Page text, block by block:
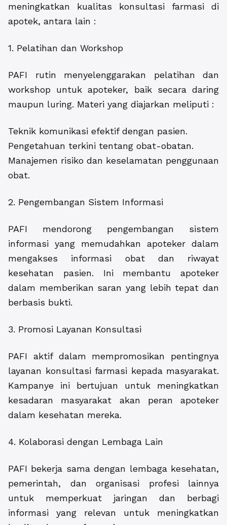
meningkatkan kualitas konsultasi farmasi di
apotek, antara lain :
1. Pelatihan dan Workshop
PAFI rutin menyelenggarakan pelatihan dan
workshop untuk apoteker, baik secara daring
maupun luring. Materi yang diajarkan meliputi :
Teknik komunikasi efektif dengan pasien.
Pengetahuan terkini tentang obat-obatan.
Manajemen risiko dan keselamatan penggunaan
obat.
2. Pengembangan Sistem Informasi
PAFI mendorong pengembangan sistem
informasi yang memudahkan apoteker dalam
mengakses informasi obat dan riwayat
kesehatan pasien. Ini membantu apoteker
dalam memberikan saran yang lebih tepat dan
berbasis bukti.
3. Promosi Layanan Konsultasi
PAFI aktif dalam mempromosikan pentingnya
layanan konsultasi farmasi kepada masyarakat.
Kampanye ini bertujuan untuk meningkatkan
kesadaran masyarakat akan peran apoteker
dalam kesehatan mereka.
4. Kolaborasi dengan Lembaga Lain
PAFI bekerja sama dengan lembaga kesehatan,
pemerintah, dan organisasi profesi lainnya
untuk memperkuat jaringan dan berbagi
informasi yang relevan untuk meningkatkan